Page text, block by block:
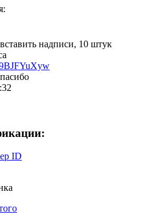
надписи, 10 штук
ID